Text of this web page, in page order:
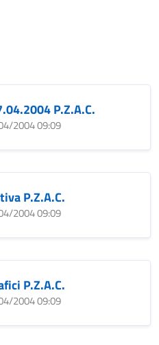
P.Z.A.C.
2004 09:09
P.Z.A.C.
2004 09:09
P.Z.A.C.
2004 09:09